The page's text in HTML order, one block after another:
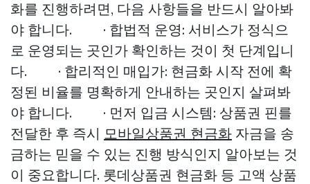
화를 진행하려면, 다음 사항들을 반드시 알아봐
야 합니다. · 합법적 운영: 서비스가 정식으
로 운영되는 곳인가 확인하는 것이 첫 단계입니
다. · 합리적인 매입가: 현금화 시작 전에 확
정된 비율를 명확하게 안내하는 곳인지 살펴봐
야 합니다. · 먼저 입금 시스템: 상품권 핀를
전달한 후 즉시 모바일상품권 현금화 자금을 송
금하는 믿을 수 있는 진행 방식인지 알아보는 것
이 중요합니다. 롯데상품권 현금화 등 고액 상품